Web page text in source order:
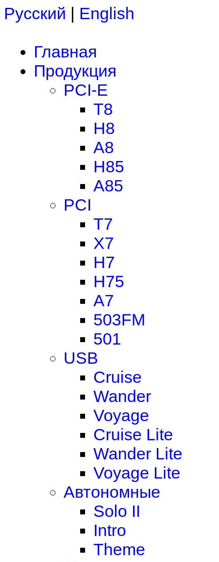
Русский | English
Главная
Продукция
PCI-E
T8
H8
A8
H85
A85
PCI
T7
X7
H7
H75
A7
503FM
501
USB
Cruise
Wander
Voyage
Cruise Lite
Wander Lite
Voyage Lite
Автономные
Solo II
Intro
Theme